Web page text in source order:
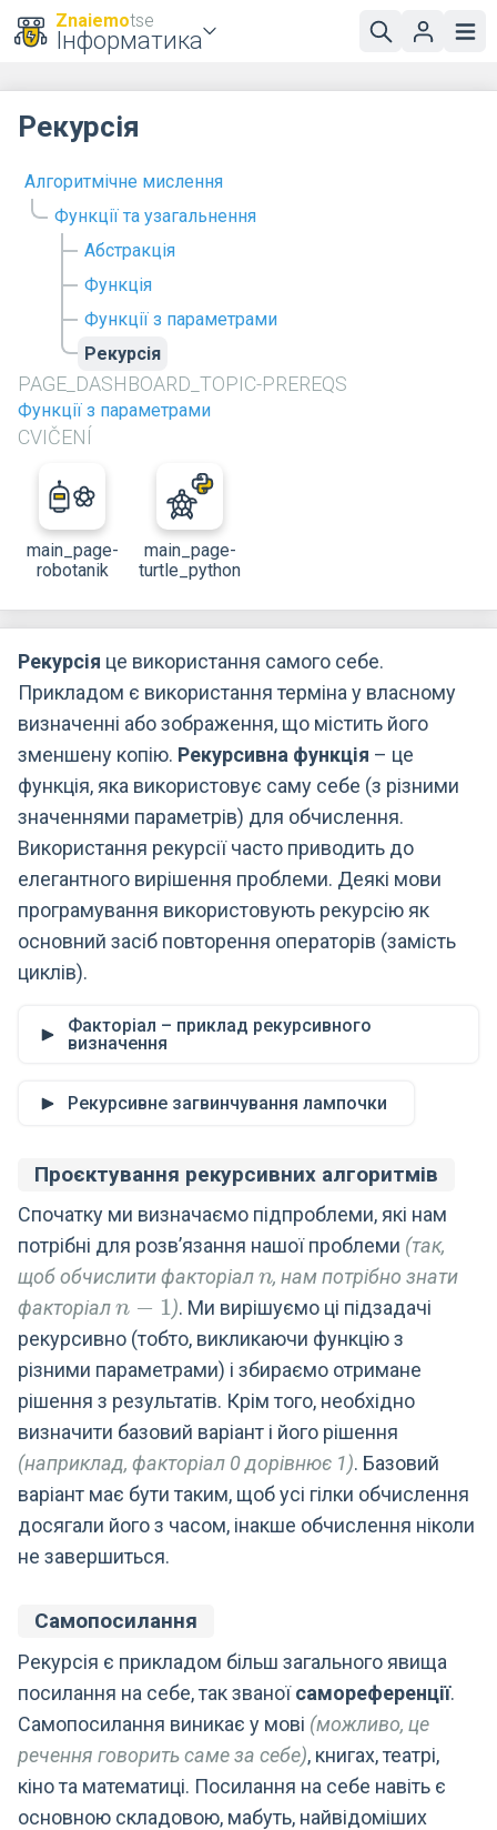
Znaiemotse
Інформатика
Алгоритмічне мислення
Функції та узагальнення
Абстракція
Функція
Функції з параметрами
Рекурсія
PAGE_DASHBOARD_TOPIC-PREREQS
Функції з параметрами
CVIČENÍ
main_page-
robotanik
main_page-
turtle_python
Рекурсія
Рекурсія це використання самого себе.
Прикладом є використання терміна у власному
визначенні або зображення, що містить його
зменшену копію. Рекурсивна функція – це
функція, яка використовує саму себе (з різними
значеннями параметрів) для обчислення.
Використання рекурсії часто приводить до
елегантного вирішення проблеми. Деякі мови
програмування використовують рекурсію як
основний засіб повторення операторів (замість
циклів).
Факторіал – приклад рекурсивного
визначення
Рекурсивне загвинчування лампочки
Проєктування рекурсивних алгоритмів
Спочатку ми визначаємо підпроблеми, які нам
потрібні для розв’язання нашої проблеми (так,
щоб обчислити факторіалn
n, нам потрібно знати
факторіалn
-
1
n − 1). Ми вирішуємо ці підзадачі
рекурсивно (тобто, викликаючи функцію з
різними параметрами) і збираємо отримане
рішення з результатів. Крім того, необхідно
визначити базовий варіант і його рішення
(наприклад, факторіал 0 дорівнює 1). Базовий
варіант має бути таким, щоб усі гілки обчислення
досягали його з часом, інакше обчислення ніколи
не завершиться.
Самопосилання
Рекурсія є прикладом більш загального явища
посилання на себе, так званоїсамореференції.
Самопосилання виникає у мові (можливо, це
речення говорить саме за себе), книгах, театрі,
кіно та математиці. Посилання на себе навіть є
основною складовою, мабуть, найвідоміших